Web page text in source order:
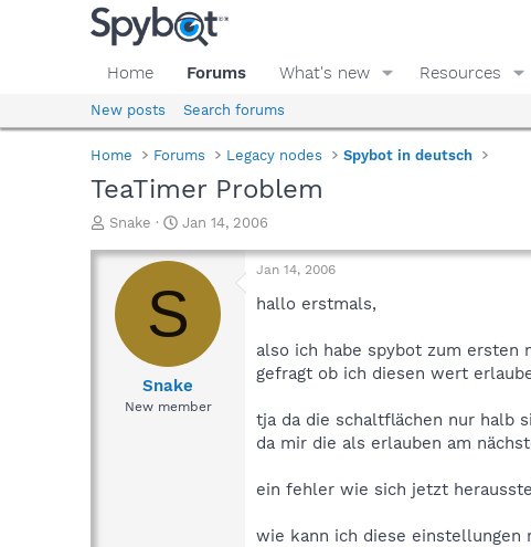
Home Forums What's new Resources
New posts Search forums
Home Forums Legacy nodes Spybot in deutsch
TeaTimer Problem
T
r
a
d
Snake
S
a
t
d
t
e
Jan 14, 2006
S
Snake
New member
Jan 14, 2006
hallo erstmals,
also ich habe spybot zum
gefragt ob ich diesen wert
tja da die schaltflächen nur halb
da mir die als erlauben am
ein fehler wie sich jetzt
wie kann ich diese einstellungen